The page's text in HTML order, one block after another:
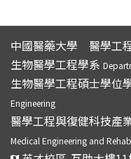
中國醫藥大學 醫學工
生物醫學工程學系
生物醫學工程碩士學位
Engineering
醫學工程與復健科技產
Medical Engineering and